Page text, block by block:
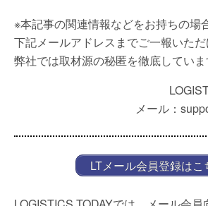
※本記事の関連情報などをお持ちの場
下記メールアドレスまでご一報いただ
弊社では取材源の秘匿を徹底していま
メール：
LTメール会員登録はこ